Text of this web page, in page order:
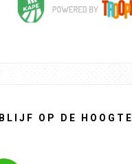
BLIJF OP DE HOOGTE